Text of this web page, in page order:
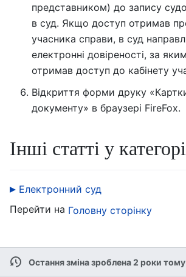
представником) до запису
в суд. Якщо доступ отримав
учасника справи, в суд
електронні довіреності, за
отримав доступ до кабінету
Відкриття форми друку
документу» в браузері FireFox.
Інші статті у
Електронний суд
Перейти на Головну сторінку
Остання зміна зроблена 2 роки тому